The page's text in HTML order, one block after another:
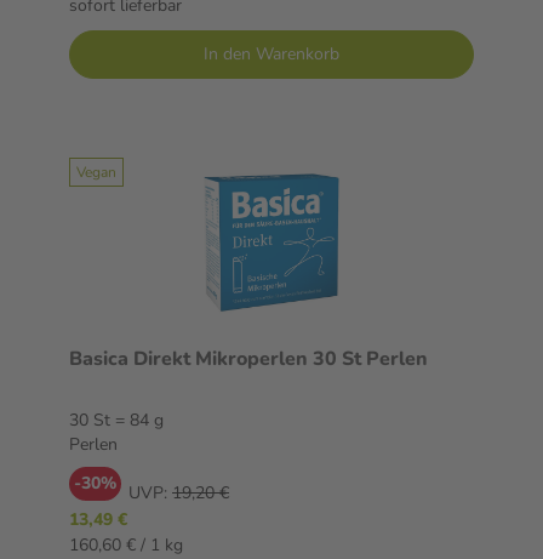
sofort lieferbar
In den Warenkorb
Vegan
Basica Direkt Mikroperlen 30 St Perlen
30 St = 84 g
Perlen
-30% UVP: 19,20 €
13,49 €
160,60 € / 1 kg